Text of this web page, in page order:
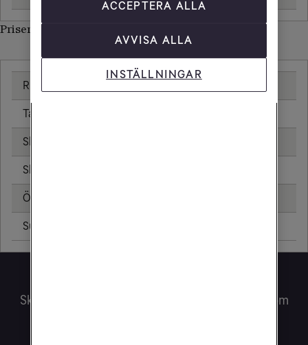
Priser inom Qatar
Ringa samtal
Ta emot samtal
Skicka sms
Skicka mms
Öppningsavgift
Surfa utan surfpaket
Skaffa ett surfpaket så använder du mobilen som
ACCEPTERA ALLA
AVVISA ALLA
INSTÄLLNINGAR